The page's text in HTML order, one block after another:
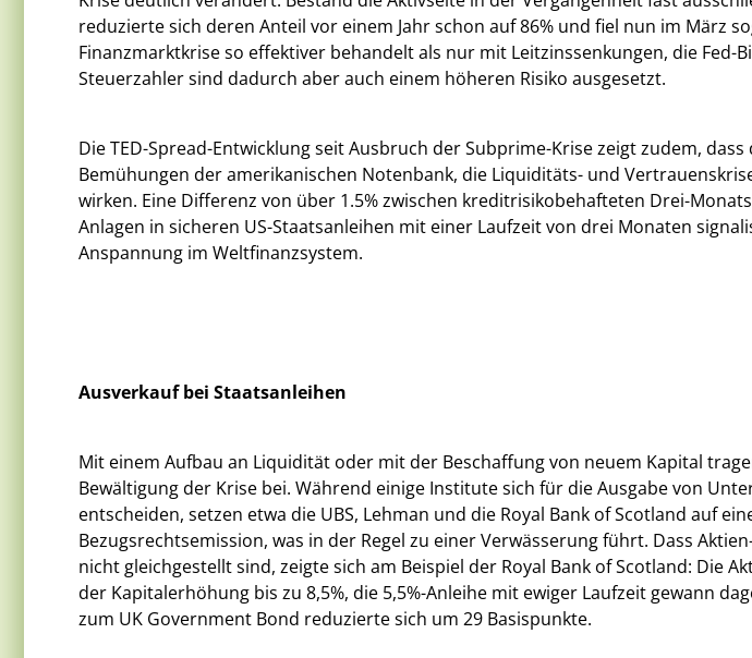
reduzierte sich deren Anteil vor einem Jahr schon auf 86% und fiel nun im März
Finanzmarktkrise so effektiver behandelt als nur mit Leitzinssenkungen, die Fed-
Steuerzahler sind dadurch aber auch einem höheren Risiko ausgesetzt.
Die TED-Spread-Entwicklung seit Ausbruch der Subprime-Krise zeigt zudem,
Bemühungen der amerikanischen Notenbank, die Liquiditäts- und
wirken. Eine Differenz von über 1.5% zwischen kreditrisikobehafteten Drei-
Anlagen in sicheren US-Staatsanleihen mit einer Laufzeit von drei Monaten
Anspannung im Weltfinanzsystem.
Ausverkauf bei Staatsanleihen
Mit einem Aufbau an Liquidität oder mit der Beschaffung von neuem Kapital
Bewältigung der Krise bei. Während einige Institute sich für die Ausgabe von
entscheiden, setzen etwa die UBS, Lehman und die Royal Bank of Scotland auf
Bezugsrechtsemission, was in der Regel zu einer Verwässerung führt. Dass
nicht gleichgestellt sind, zeigte sich am Beispiel der Royal Bank of Scotland: Die
der Kapitalerhöhung bis zu 8,5%, die 5,5%-Anleihe mit ewiger Laufzeit gewann
zum UK Government Bond reduzierte sich um 29 Basispunkte.